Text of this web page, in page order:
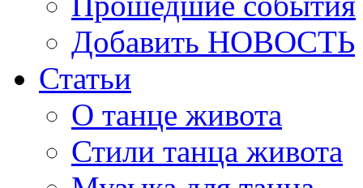
Добавить НОВОСТЬ
Статьи
О танце живота
Стили танца живота